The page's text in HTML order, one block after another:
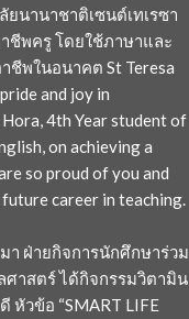
นานาชาติเซนต์เทเรซา
ชีพครู โดยใช้ภาษาและ
ชีพในอนาคต St Teresa
and joy in
4th Year student of
on achieving a
so proud of you and
career in teaching.
า ฝ่ายกิจการนักศึกษาร่วม
าสตร์ ได้กิจกรรมวิตามิน
หัวข้อ “SMART LIFE